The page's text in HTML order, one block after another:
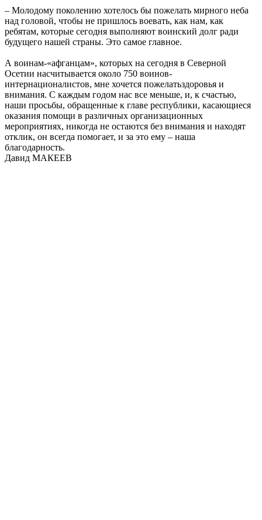
– Молодому поколению хотелось бы пожелать мирного неба
над головой, чтобы не пришлось воевать, как нам, как
ребятам, которые сегодня выполняют воинский долг ради
будущего нашей страны. Это самое главное.
А воинам-«афганцам», которых на сегодня в Северной
Осетии насчитывается около 750 воинов-
интернационалистов, мне хочется пожелатьздоровья и
внимания. С каждым годом нас все меньше, и, к счастью,
наши просьбы, обращенные к главе республики, касающиеся
оказания помощи в различных организационных
мероприятиях, никогда не остаются без внимания и находят
отклик, он всегда помогает, и за это ему – наша
благодарность.
Давид МАКЕЕВ